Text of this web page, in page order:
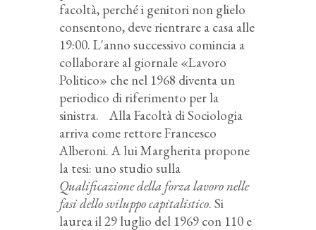
facoltà, perché i genitori non glielo
consentono, deve rientrare a casa alle
19:00. L'anno successivo comincia a
collaborare al giornale «Lavoro
Politico» che nel 1968 diventa un
periodico di riferimento per la
sinistra. Alla Facoltà di Sociologia
arriva come rettore Francesco
Alberoni. A lui Margherita propone
la tesi: uno studio sulla
Qualificazione della forza lavoro nelle
fasi dello sviluppo capitalistico. Si
laurea il 29 luglio del 1969 con 110 e